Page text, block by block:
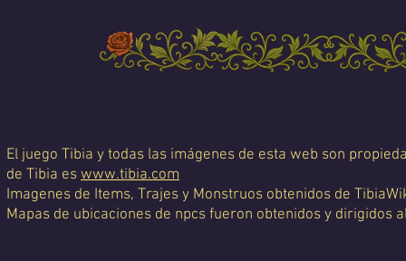
El juego Tibia y todas las imágenes de esta web son
de Tibia es www.tibia.com
Imagenes de Items, Trajes y Monstruos obtenidos de
Mapas de ubicaciones de npcs fueron obtenidos y dirigidos